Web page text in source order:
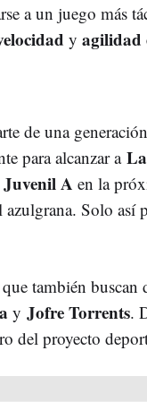
a un juego más
y agilidad
de una
para alcanzar a
Juvenil A en la
Solo así
también buscan
y Jofre Torrents.
del proyecto